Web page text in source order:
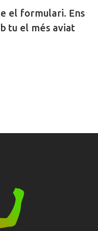
el formulari. Ens
tu el més aviat